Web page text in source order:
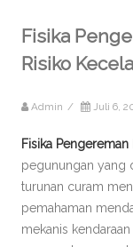
Fisika
Risiko
Admin / Juli 6,
Fisika Pengereman
pegunungan yang
turunan curam
pemahaman
mekanis